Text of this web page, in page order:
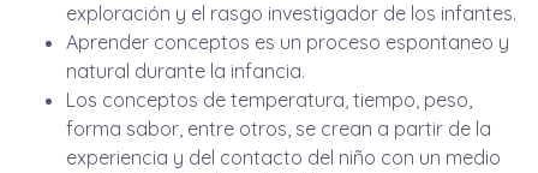
exploración y el rasgo investigador de los infantes.
Aprender conceptos es un proceso espontaneo y
natural durante la infancia.
Los conceptos de temperatura, tiempo, peso,
forma sabor, entre otros, se crean a partir de la
experiencia y del contacto del niño con un medio